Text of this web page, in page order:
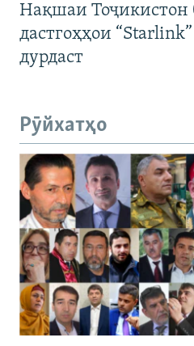
Нақшаи Тоҷикистон
дастгоҳҳои
дурдаст
Рӯйхатҳо